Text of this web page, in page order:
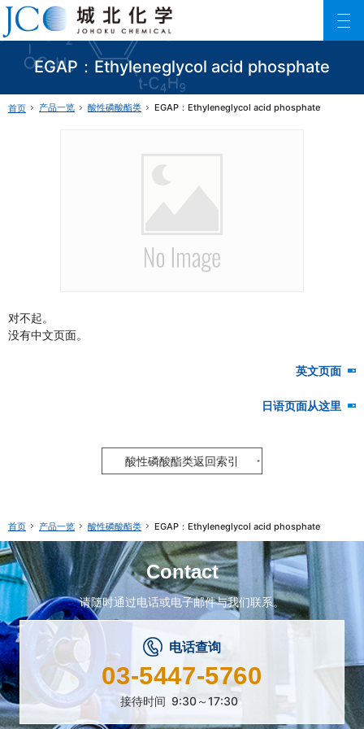
EGAP：Ethyleneglycol acid phosphate
城北化学工业株式会社
ファインケミカル製品の専門メーカー 城北化学工業株式会社
首页 产品一览 酸性磷酸酯类 EGAP：Ethyleneglycol acid phosphate
对不起。
没有中文页面。
英文页面
日语页面从这里
酸性磷酸酯类返回索引
首页 产品一览 酸性磷酸酯类 EGAP：Ethyleneglycol acid phosphate
Contact
请随时通过电话或电子邮件与我们联系。
电话查询
03-5447-5760
接待时间 9:30～17:30